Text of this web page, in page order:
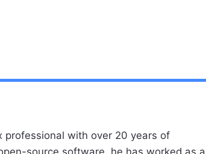
professional with over 20 years of
source software, he has worked as a